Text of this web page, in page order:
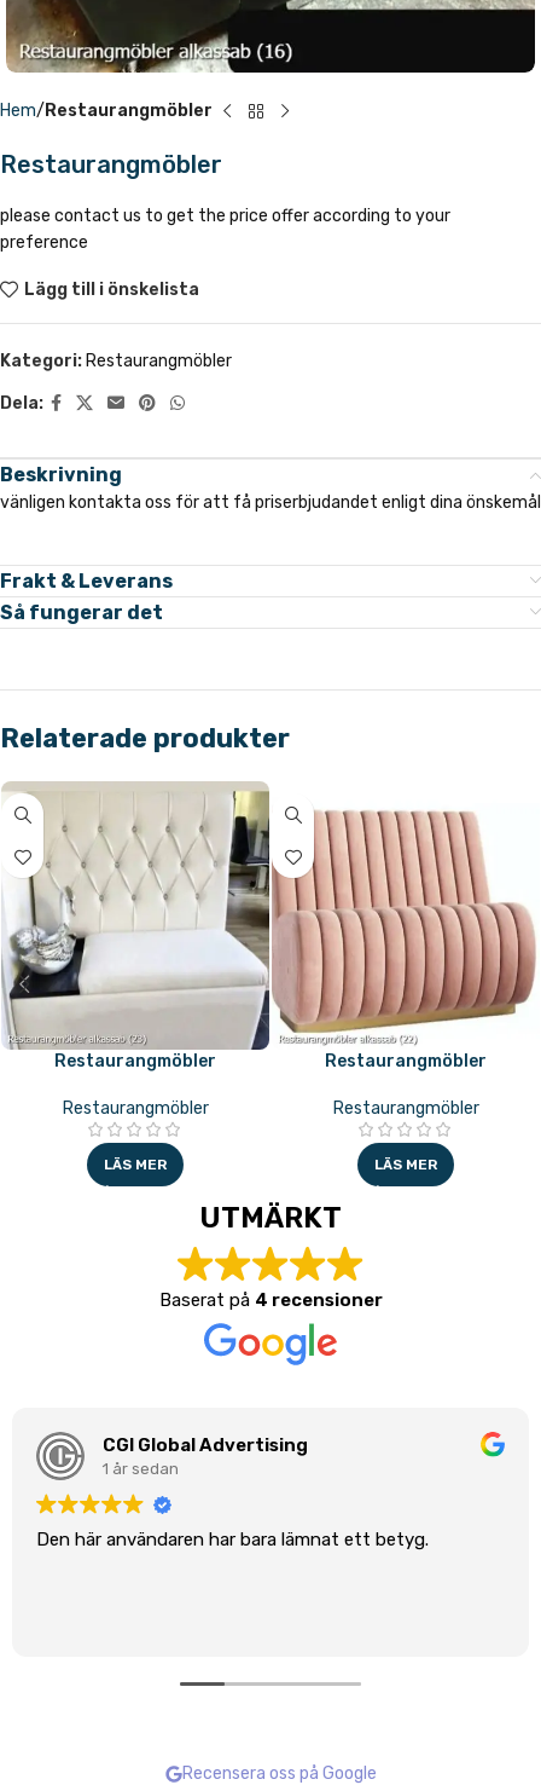
Hem Restaurangmöbler
Restaurangmöbler
please contact us to get the price offer according to your
preference
Lägg till i önskelista
Kategori: Restaurangmöbler
Dela:
Beskrivning
vänligen kontakta oss för att få priserbjudandet enligt dina önskemål
Frakt & Leverans
Så fungerar det
Relaterade produkter
Restaurangmöbler
Restaurangmöbler
LÄS MER
Restaurangmöbler
Restaurangmöbler
LÄS MER
UTMÄRKT
Baserat på 4 recensioner
CGI Global Advertising
1 år sedan
Den här användaren har bara lämnat ett betyg.
Recensera oss på Google